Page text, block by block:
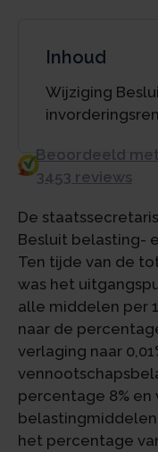
Inhoud
Wijziging
Beoordeeld met
3453 reviews
De
Besluit belasting-
Ten tijde van de
was het
alle middelen per
naar de
verlaging naar
percentage 8%
belastingmiddelen
het percentage